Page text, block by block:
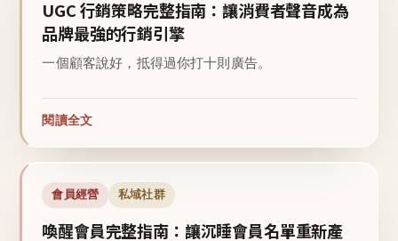
UGC 行銷策略完整指南：讓消費者聲音成為
品牌最強的行銷引擎
一個顧客說好，抵得過你打十則廣告。
閱讀全文
會員經營 私域社群
喚醒會員完整指南：讓沉睡會員名單重新產